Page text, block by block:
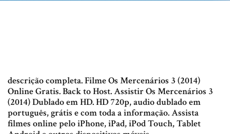
descrição completa. Filme Os Mercenários 3 (2014)
Online Gratis. Back to Host. Assistir Os Mercenários 3
(2014) Dublado em HD. HD 720p, audio dublado em
português, grátis e com toda a informação. Assista
filmes online pelo iPhone, iPad, iPod Touch, Tablet